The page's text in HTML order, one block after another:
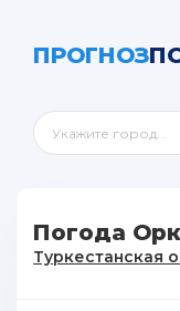
ПРОГНОЗ
Погода
Туркестанская